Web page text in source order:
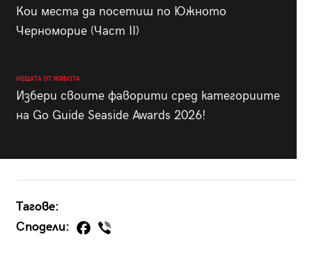
Кои места да посетиш по Южното
Черноморие (Част II)
НЕЩАТА ОТ ЖИВОТА
Избери своите фаворити сред категориите
на Go Guide Seaside Awards 2026!
Тагове:
Сподели: